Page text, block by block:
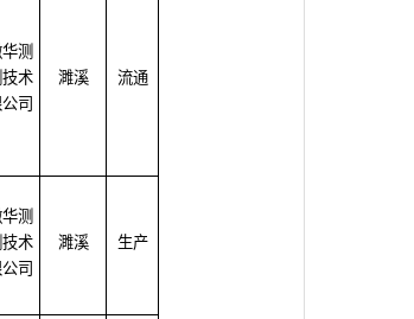
测
术
司
濉溪 流通
测
术
司
濉溪 生产